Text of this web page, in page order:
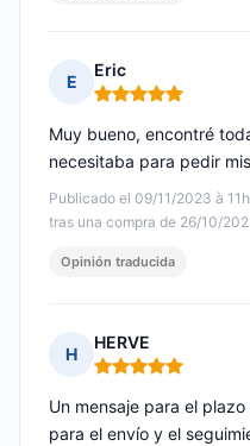
E
Eric
Nota: 5 de 5
Publicado el 09/11/2023 à
tras una compra de 26/10/
Muy bueno, encontré
necesitaba para pedir
Opinión traducida
H
HERVE
Nota: 5 de 5
Un mensaje para el
para el envío y el